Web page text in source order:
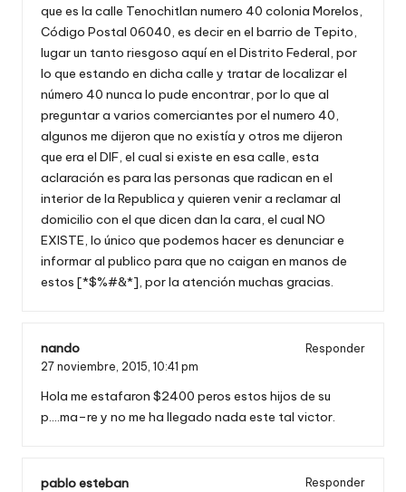
que es la calle Tenochitlan numero 40 colonia Morelos,
Código Postal 06040, es decir en el barrio de Tepito,
lugar un tanto riesgoso aquí en el Distrito Federal, por
lo que estando en dicha calle y tratar de localizar el
número 40 nunca lo pude encontrar, por lo que al
preguntar a varios comerciantes por el numero 40,
algunos me dijeron que no existía y otros me dijeron
que era el DIF, el cual si existe en esa calle, esta
aclaración es para las personas que radican en el
interior de la Republica y quieren venir a reclamar al
domicilio con el que dicen dan la cara, el cual NO
EXISTE, lo único que podemos hacer es denunciar e
informar al publico para que no caigan en manos de
estos [*$%#&*], por la atención muchas gracias.
nando
Responder
27 noviembre, 2015, 10:41 pm
Hola me estafaron $2400 peros estos hijos de su
p….ma–re y no me ha llegado nada este tal victor.
pablo esteban
Responder